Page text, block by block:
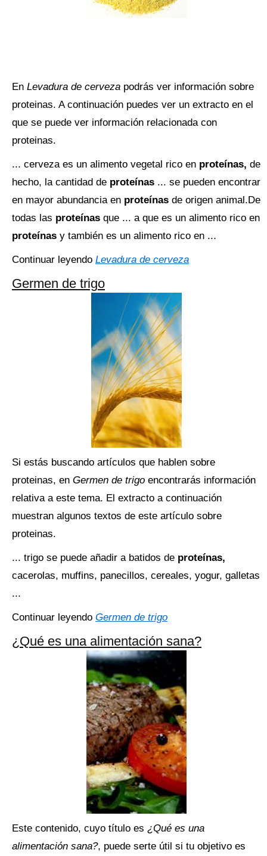
En Levadura de cerveza podrás ver información sobre
proteinas. A continuación puedes ver un extracto en el
que se puede ver información relacionada con
proteinas.
... cerveza es un alimento vegetal rico en proteínas, de
hecho, la cantidad de proteínas ... se pueden encontrar
en mayor abundancia en proteínas de origen animal.De
todas las proteínas que ... a que es un alimento rico en
proteínas y también es un alimento rico en ...
Continuar leyendo Levadura de cerveza
Germen de trigo
Si estás buscando artículos que hablen sobre
proteinas, en Germen de trigo encontrarás información
relativa a este tema. El extracto a continuación
muestran algunos textos de este artículo sobre
proteinas.
... trigo se puede añadir a batidos de proteínas,
cacerolas, muffins, panecillos, cereales, yogur, galletas
...
Continuar leyendo Germen de trigo
¿Qué es una alimentación sana?
Este contenido, cuyo título es ¿Qué es una
alimentación sana?, puede serte útil si tu objetivo es